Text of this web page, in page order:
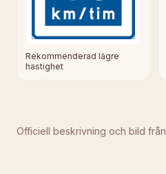
Rekommenderad lägre
hastighet
Officiell beskrivning och bild från